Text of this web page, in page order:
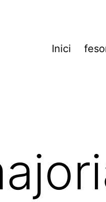
Inici